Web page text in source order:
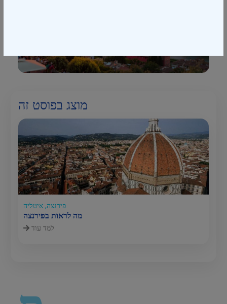
מוצג בפוסט זה
פירנצה, איטליה
מה לראות בפירנצה
למד עוד